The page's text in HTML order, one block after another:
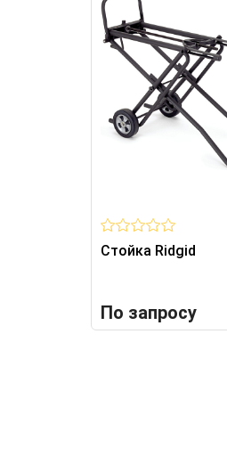
Стойка Ridgid
По запросу